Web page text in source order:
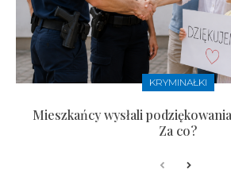
KRYMINAŁKI
Mieszkańcy wysłali
Za co?